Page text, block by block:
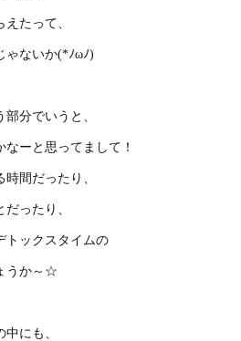
たって、
ゃないか(*ﾉωﾉ)
分でいうと、
なーと思ってまして！
間だったり、
ったり、
トックスタイムの
うか～☆
にも、